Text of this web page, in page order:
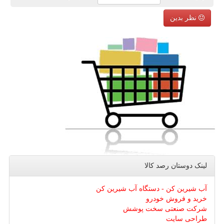
نظر بدین
لینک دوستان رصد كالا
آب شیرین کن - دستگاه آب شیرین کن
خرید و فروش خودرو
شرکت صنعتی سخت پوشش
طراحی سایت